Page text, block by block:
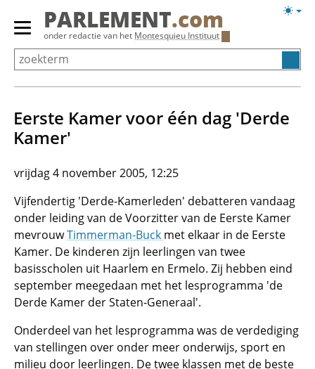
Overslaan
Primair
menu
tonen/verbergen
PARLEMENT.com
onder redactie van het Montesquieu Instituut
Eerste Kamer voor één dag 'Derde
Kamer'
vrijdag 4 november 2005, 12:25
Vijfendertig 'Derde-Kamerleden' debatteren vandaag
onder leiding van de Voorzitter van de Eerste Kamer
mevrouwTimmerman-Buck met elkaar in de Eerste
Kamer. De kinderen zijn leerlingen van twee
basisscholen uit Haarlem en Ermelo. Zij hebben eind
september meegedaan met het lesprogramma 'de
Derde Kamer der Staten-Generaal'.
Onderdeel van het lesprogramma was de verdediging
van stellingen over onder meer onderwijs, sport en
milieu door leerlingen. De twee klassen met de beste